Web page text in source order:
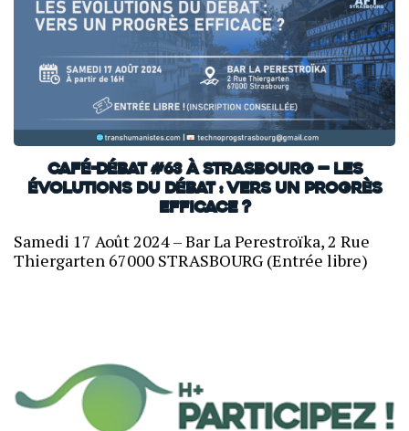
Café-débat #63 à Strasbourg — Les
évolutions du débat : Vers un progrès
efficace ?
Samedi 17 Août 2024 – Bar La Perestroïka, 2 Rue
Thiergarten 67000 STRASBOURG (Entrée libre)